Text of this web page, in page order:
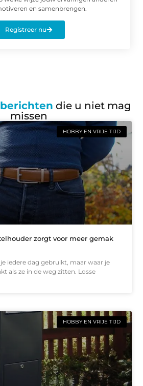
en samenbrengen.
Registreer nu
die u niet mag
missen
HOBBY EN VRIJE TIJD
zorgt voor meer gemak
iedere dag gebruikt, maar waar je
als ze in de weg zitten. Losse
HOBBY EN VRIJE TIJD